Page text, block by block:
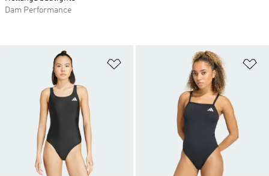
Lägg till på önskelistan
Dam Performance